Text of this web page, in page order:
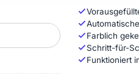
Farblich
Schritt-für-
Funktioniert